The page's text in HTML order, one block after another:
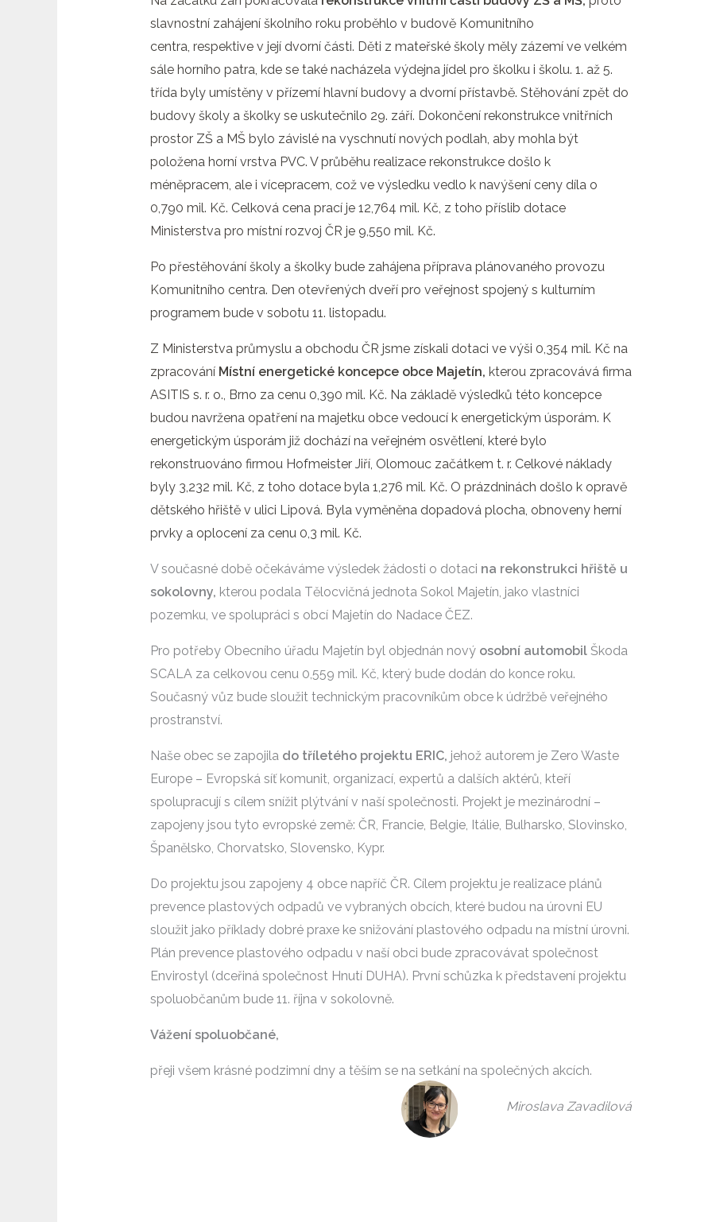
slavnostní zahájení školního roku proběhlo v budově Komunitního
centra, respektive v její dvorní části. Děti z mateřské školy měly zázemí ve velkém
sále horního patra, kde se také nacházela výdejna jídel pro školku i školu. 1. až 5.
třída byly umístěny v přízemí hlavní budovy a dvorní přístavbě. Stěhování zpět do
budovy školy a školky se uskutečnilo 29. září. Dokončení rekonstrukce vnitřních
prostor ZŠ a MŠ bylo závislé na vyschnutí nových podlah, aby mohla být
položena horní vrstva PVC. V průběhu realizace rekonstrukce došlo k
méněpracem, ale i vícepracem, což ve výsledku vedlo k navýšení ceny díla o
0,790 mil. Kč. Celková cena prací je 12,764 mil. Kč, z toho příslib dotace
Ministerstva pro místní rozvoj ČR je 9,550 mil. Kč.
Po přestěhování školy a školky bude zahájena příprava plánovaného provozu
Komunitního centra. Den otevřených dveří pro veřejnost spojený s kulturním
programem bude v sobotu 11. listopadu.
Z Ministerstva průmyslu a obchodu ČR jsme získali dotaci ve výši 0,354 mil. Kč na
zpracování Místní energetické koncepce obce Majetín, kterou zpracovává firma
ASITIS s. r. o., Brno za cenu 0,390 mil. Kč. Na základě výsledků této koncepce
budou navržena opatření na majetku obce vedoucí k energetickým úsporám. K
energetickým úsporám již dochází na veřejném osvětlení, které bylo
rekonstruováno firmou Hofmeister Jiří, Olomouc začátkem t. r. Celkové náklady
byly 3,232 mil. Kč, z toho dotace byla 1,276 mil. Kč. O prázdninách došlo k opravě
dětského hřiště v ulici Lipová. Byla vyměněna dopadová plocha, obnoveny herní
prvky a oplocení za cenu 0,3 mil. Kč.
V současné době očekáváme výsledek žádosti o dotaci na rekonstrukci hřiště u
sokolovny, kterou podala Tělocvičná jednota Sokol Majetín, jako vlastníci
pozemku, ve spolupráci s obcí Majetín do Nadace ČEZ.
Pro potřeby Obecního úřadu Majetín byl objednán nový osobní automobilŠkoda
SCALA za celkovou cenu 0,559 mil. Kč, který bude dodán do konce roku.
Současný vůz bude sloužit technickým pracovníkům obce k údržbě veřejného
prostranství.
Naše obec se zapojila do tříletého projektu ERIC, jehož autorem je Zero Waste
Europe – Evropská síť komunit, organizací, expertů a dalších aktérů, kteří
spolupracují s cílem snížit plýtvání v naší společnosti. Projekt je mezinárodní –
zapojeny jsou tyto evropské země: ČR, Francie, Belgie, Itálie, Bulharsko, Slovinsko,
Španělsko, Chorvatsko, Slovensko, Kypr.
Do projektu jsou zapojeny 4 obce napříč ČR. Cílem projektu je realizace plánů
prevence plastových odpadů ve vybraných obcích, které budou na úrovni EU
sloužit jako příklady dobré praxe ke snižování plastového odpadu na místní úrovni.
Plán prevence plastového odpadu v naší obci bude zpracovávat společnost
Envirostyl (dceřiná společnost Hnutí DUHA). První schůzka k představení projektu
spoluobčanům bude 11. října v sokolovně.
Vážení spoluobčané,
přeji všem krásné podzimní dny a těším se na setkání na společných akcích.
Miroslava Zavadilová